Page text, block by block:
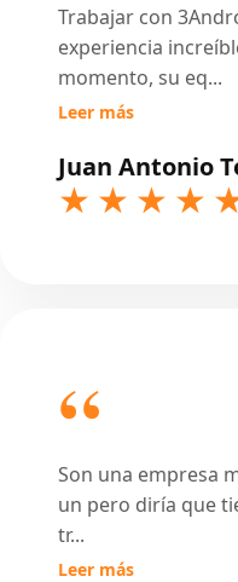
Juan Antonio
Trabajar con
experiencia
momento, su eq...
Leer más
Son una empresa
un pero diría que
tr...
Leer más